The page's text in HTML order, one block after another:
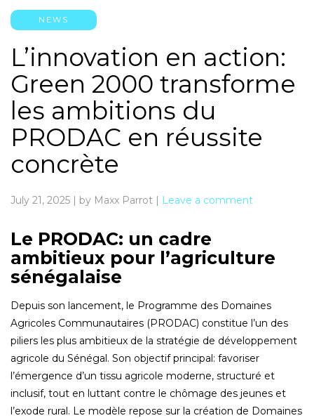
NEWS
L’innovation en action:
Green 2000 transforme
les ambitions du
PRODAC en réussite
concrète
July 21, 2025 | by Maxx Parrot | Leave a comment
Le PRODAC: un cadre
ambitieux pour l’agriculture
sénégalaise
Depuis son lancement‚ le Programme des Domaines
Agricoles Communautaires (PRODAC) constitue l’un des
piliers les plus ambitieux de la stratégie de développement
agricole du Sénégal. Son objectif principal: favoriser
l’émergence d’un tissu agricole moderne‚ structuré et
inclusif‚ tout en luttant contre le chômage des jeunes et
l’exode rural. Le modèle repose sur la création de Domaines